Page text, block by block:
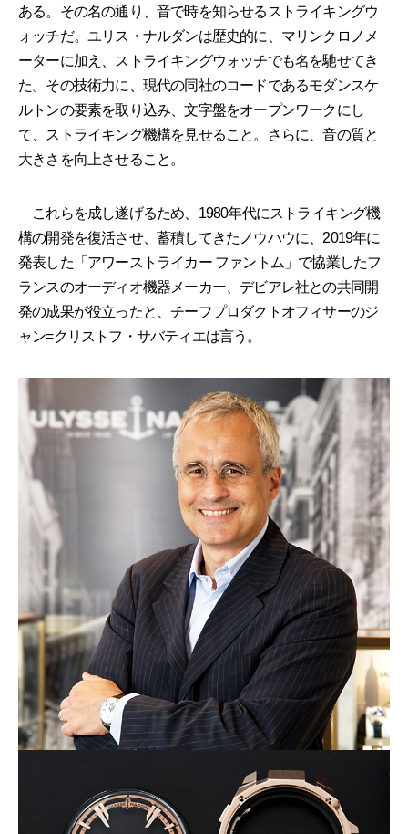
ある。その名の通り、音で時を知らせるストライキングウ
ォッチだ。ユリス・ナルダンは歴史的に、マリンクロノメ
ーターに加え、ストライキングウォッチでも名を馳せてき
た。その技術力に、現代の同社のコードであるモダンスケ
ルトンの要素を取り込み、文字盤をオープンワークにし
て、ストライキング機構を見せること。さらに、音の質と
大きさを向上させること。
これらを成し遂げるため、1980年代にストライキング機
構の開発を復活させ、蓄積してきたノウハウに、2019年に
発表した「アワーストライカー ファントム」で協業したフ
ランスのオーディオ機器メーカー、デビアレ社との共同開
発の成果が役立ったと、チーフプロダクトオフィサーのジ
ャン=クリストフ・サバティエは言う。